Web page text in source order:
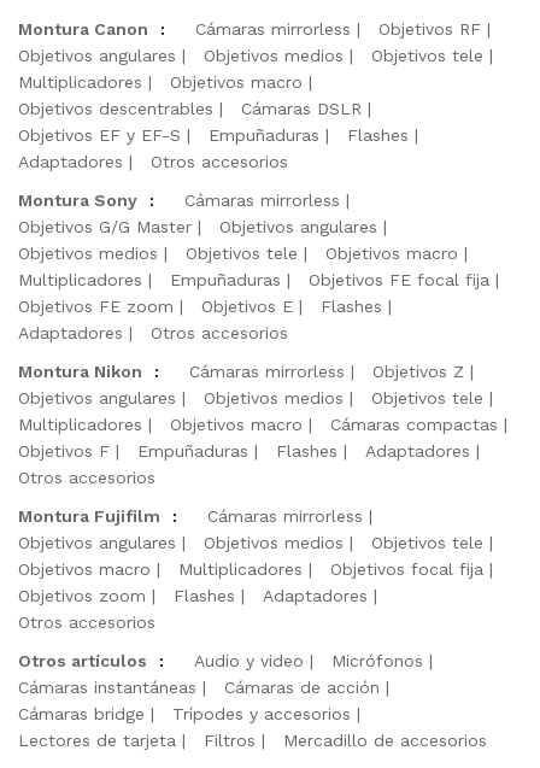
Montura Canon : Cámaras mirrorless
Objetivos RF
Objetivos angulares
Objetivos medios
Objetivos tele
Multiplicadores
Objetivos macro
Objetivos descentrables
Cámaras DSLR
Objetivos EF y EF-S
Empuñaduras
Flashes
Adaptadores
Otros accesorios
Montura Sony
:
Cámaras mirrorless
Objetivos G/G Master
Objetivos angulares
Objetivos medios
Objetivos tele
Objetivos macro
Multiplicadores
Empuñaduras
Objetivos FE focal fija
Objetivos FE zoom
Objetivos E
Flashes
Adaptadores
Otros accesorios
Montura Nikon
: Cámaras mirrorless
Objetivos Z
Objetivos angulares
Objetivos medios
Objetivos tele
Multiplicadores
Objetivos macro
Cámaras compactas
Objetivos F
Empuñaduras Flashes
Adaptadores
Otros accesorios
Montura Fujifilm
:
Cámaras mirrorless
Objetivos angulares
Objetivos medios
Objetivos tele
Objetivos macro
Multiplicadores
Objetivos focal fija
Objetivos zoom
Flashes
Adaptadores
Otros accesorios
Otros artículos
: Audio y video
Micrófonos
Cámaras instantáneas
Cámaras de acción
Cámaras bridge
Trípodes y accesorios
Lectores de tarjeta
Filtros Mercadillo de accesorios